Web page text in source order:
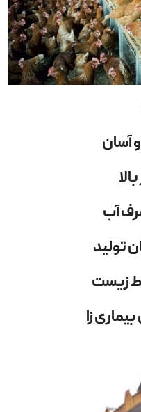
آسان
آب
تولید
زیست
زا